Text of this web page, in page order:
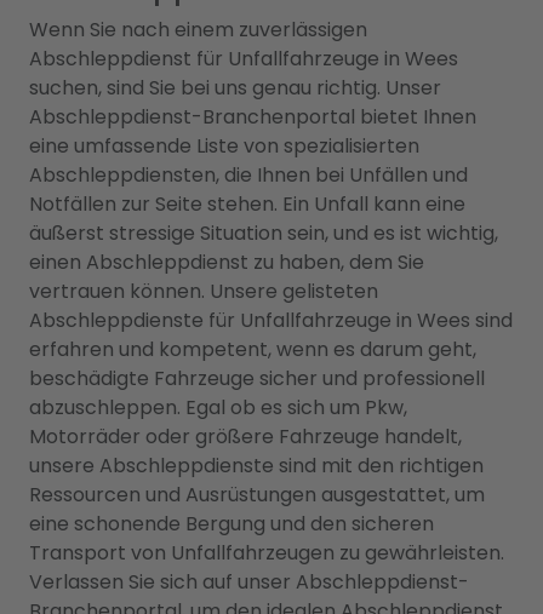
Wenn Sie nach einem zuverlässigen
Abschleppdienst für Unfallfahrzeuge in Wees
suchen, sind Sie bei uns genau richtig. Unser
Abschleppdienst-Branchenportal bietet Ihnen
eine umfassende Liste von spezialisierten
Abschleppdiensten, die Ihnen bei Unfällen und
Notfällen zur Seite stehen. Ein Unfall kann eine
äußerst stressige Situation sein, und es ist wichtig,
einen Abschleppdienst zu haben, dem Sie
vertrauen können. Unsere gelisteten
Abschleppdienste für Unfallfahrzeuge in Wees sind
erfahren und kompetent, wenn es darum geht,
beschädigte Fahrzeuge sicher und professionell
abzuschleppen. Egal ob es sich um Pkw,
Motorräder oder größere Fahrzeuge handelt,
unsere Abschleppdienste sind mit den richtigen
Ressourcen und Ausrüstungen ausgestattet, um
eine schonende Bergung und den sicheren
Transport von Unfallfahrzeugen zu gewährleisten.
Verlassen Sie sich auf unser Abschleppdienst-